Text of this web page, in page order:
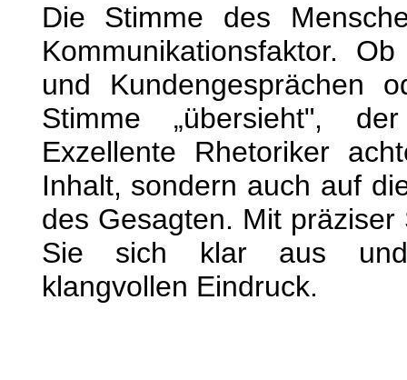
Die Stimme des
Kommunikationsfaktor.
und Kundengesprächen
Stimme „übersieht",
Exzellente Rhetoriker
Inhalt, sondern auch auf
des Gesagten. Mit
Sie sich klar aus und
klangvollen Eindruck.